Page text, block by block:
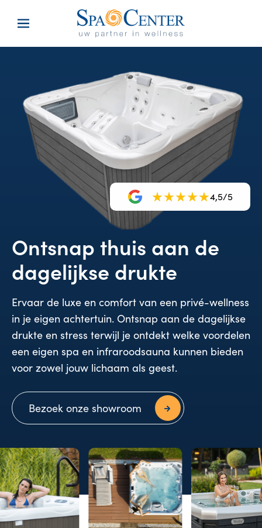
Ontsnap thuis aan de
dagelijkse drukte
Ervaar de luxe en comfort van een privé-wellness
in je eigen achtertuin. Ontsnap aan de dagelijkse
drukte en stress terwijl je ontdekt welke voordelen
een eigen spa en infraroodsauna kunnen bieden
voor zowel jouw lichaam als geest.
Bezoek onze showroom
4,5/5